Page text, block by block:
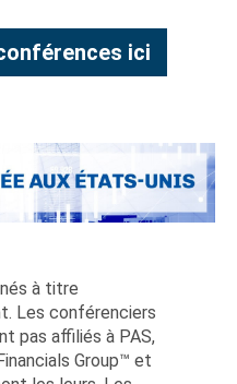
ici
à titre
Les conférenciers
pas affiliés à PAS,
Group™ et